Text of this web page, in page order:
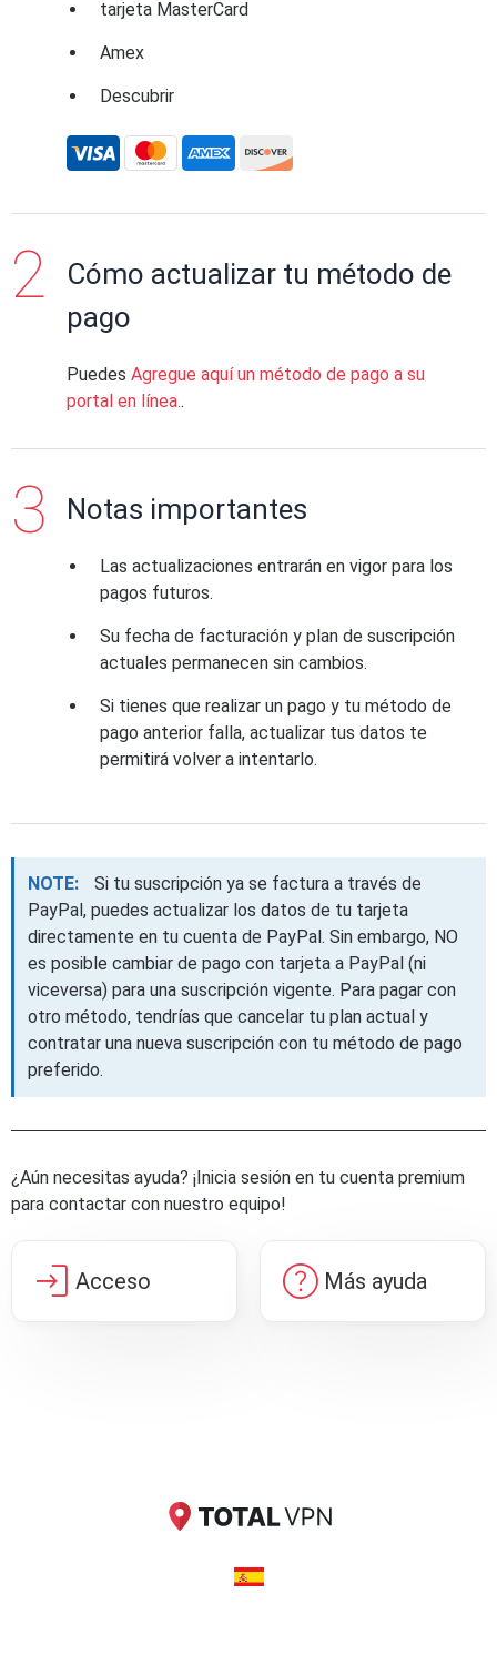
tarjeta MasterCard
Amex
Descubrir
Cómo actualizar tu método de
pago
Puedes Agregue aquí un método de pago a su
portal en línea..
Notas importantes
Las actualizaciones entrarán en vigor para los
pagos futuros.
Su fecha de facturación y plan de suscripción
actuales permanecen sin cambios.
Si tienes que realizar un pago y tu método de
pago anterior falla, actualizar tus datos te
permitirá volver a intentarlo.
NOTE:
Si tu suscripción ya se factura a través de
PayPal, puedes actualizar los datos de tu tarjeta
directamente en tu cuenta de PayPal. Sin embargo, NO
es posible cambiar de pago con tarjeta a PayPal (ni
viceversa) para una suscripción vigente. Para pagar con
otro método, tendrías que cancelar tu plan actual y
contratar una nueva suscripción con tu método de pago
preferido.
¿Aún necesitas ayuda? ¡Inicia sesión en tu cuenta premium
para contactar con nuestro equipo!
login Acceso help Más ayuda